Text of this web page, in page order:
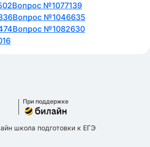
Вопрос №1077139
Вопрос №1046635
Вопрос №1082630
При поддержке
школа подготовки к ЕГЭ